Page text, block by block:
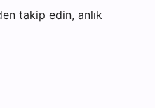
takip edin, anlık